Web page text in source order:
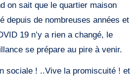
on sait que le quartier maison
depuis de nombreuses années et
19 n’y a rien a changé, le
se prépare au pire à venir.
sociale ! ..Vive la promiscuité ! et